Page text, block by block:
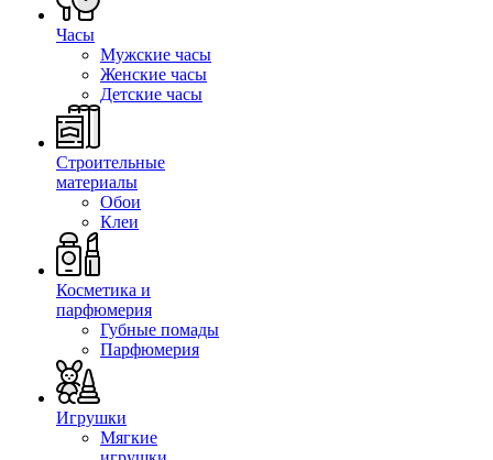
Часы
Мужские часы
Женские часы
Детские часы
Строительные
материалы
Обои
Клеи
Косметика и
парфюмерия
Губные помады
Парфюмерия
Игрушки
Мягкие